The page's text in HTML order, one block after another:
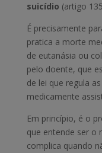
suicídio (artigo
É precisamente
pratica a morte
de eutanásia ou
pelo doente, que
de lei que regula
medicamente
Em princípio, é o
que entende ser o
complica quando